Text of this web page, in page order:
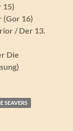
15)
(Gor 16)
/ Der 13.
Die
SEAVERS